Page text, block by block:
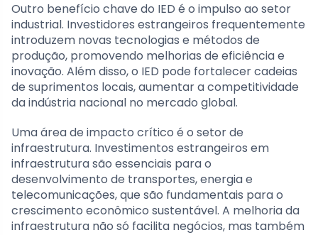
Outro benefício chave do IED é o impulso ao setor
industrial. Investidores estrangeiros frequentemente
introduzem novas tecnologias e métodos de
produção, promovendo melhorias de eficiência e
inovação. Além disso, o IED pode fortalecer cadeias
de suprimentos locais, aumentar a competitividade
da indústria nacional no mercado global.
Uma área de impacto crítico é o setor de
infraestrutura. Investimentos estrangeiros em
infraestrutura são essenciais para o
desenvolvimento de transportes, energia e
telecomunicações, que são fundamentais para o
crescimento econômico sustentável. A melhoria da
infraestrutura não só facilita negócios, mas também